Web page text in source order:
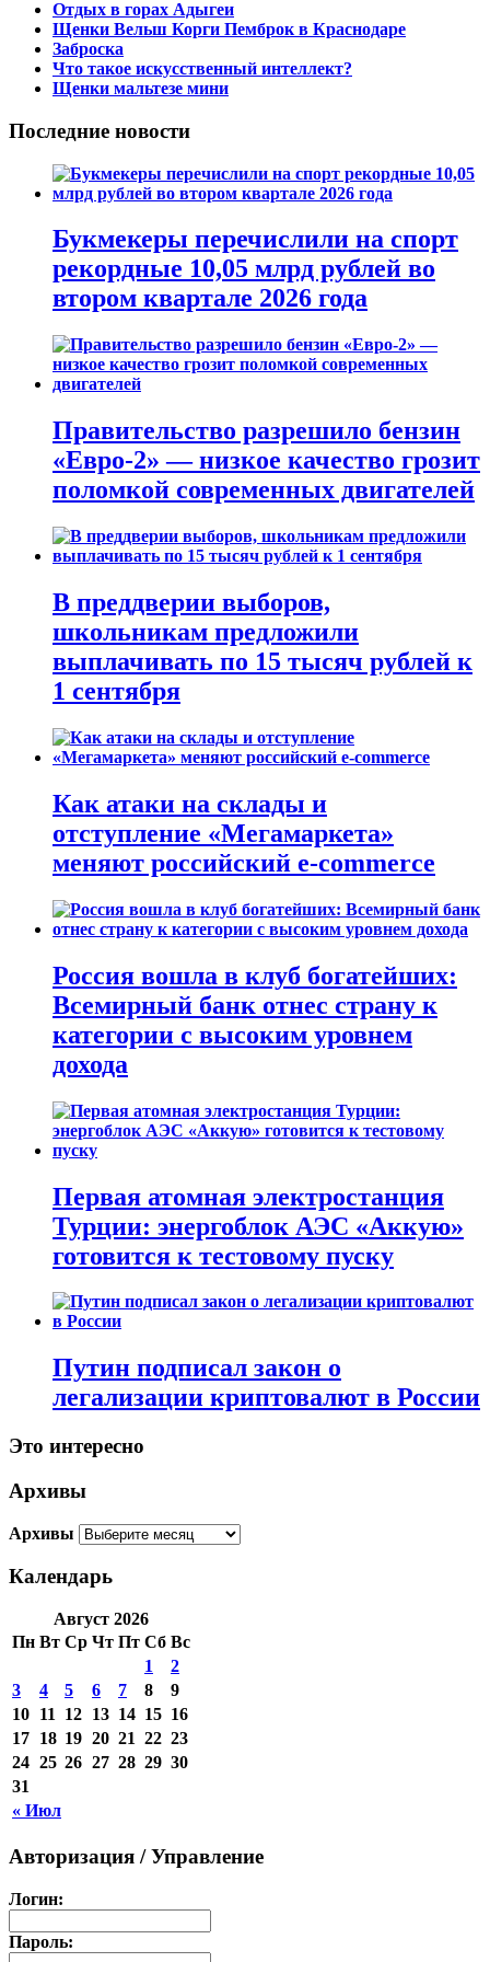
Отдых в горах Адыгеи
Щенки Вельш Корги Пемброк в Краснодаре
Заброска
Что такое искусственный интеллект?
Щенки мальтезе мини
Последние новости
Букмекеры перечислили на спорт
рекордные 10,05 млрд рублей во
втором квартале 2026 года
Правительство разрешило бензин
«Евро-2» — низкое качество грозит
поломкой современных двигателей
В преддверии выборов,
школьникам предложили
выплачивать по 15 тысяч рублей к
1 сентября
Как атаки на склады и
отступление «Мегамаркета»
меняют российский e-commerce
Россия вошла в клуб богатейших:
Всемирный банк отнес страну к
категории с высоким уровнем
дохода
Первая атомная электростанция
Турции: энергоблок АЭС «Аккую»
готовится к тестовому пуску
Путин подписал закон о
легализации криптовалют в России
Это интересно
Архивы
Архивы
Календарь
Август 2026
Пн Вт Ср Чт Пт Сб Вс
« Июл
1
2
3
4 5 6 7 8
9
10 11 12 13 14 15 16
17 18 19 20 21 22 23
24 25 26 27 28 29 30
31
Авторизация / Управление
Логин:
Пароль: